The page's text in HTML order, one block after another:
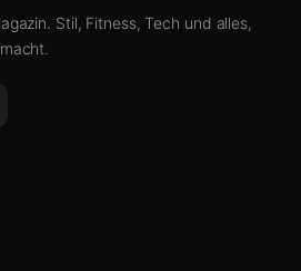
Stil, Fitness, Tech und alles,